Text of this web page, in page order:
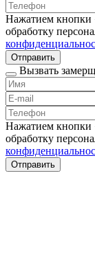
Нажатием кнопки
обработку
Отправить
Вызвать
Нажатием кнопки
обработку
Отправить